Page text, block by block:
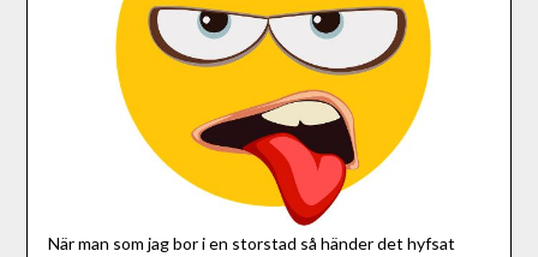
När man som jag bor i en storstad så händer det hyfsat